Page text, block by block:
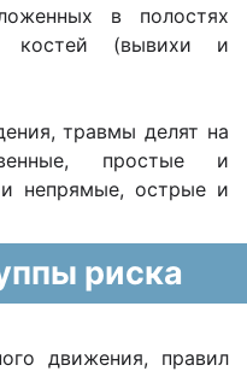
в полостях
костей (вывихи и
травмы делят на
простые и
непрямые, острые и
риска
движения, правил